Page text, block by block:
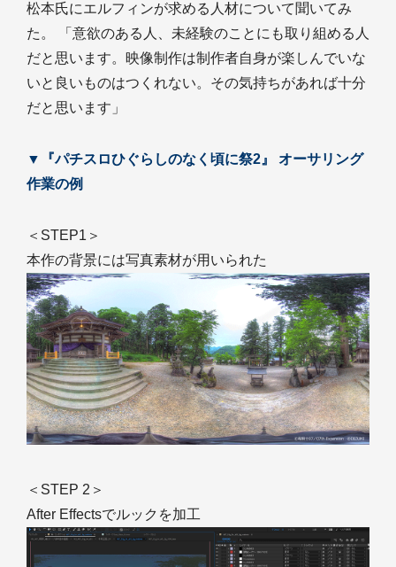
松本氏にエルフィンが求める人材について聞いてみ
た。 「意欲のある人、未経験のことにも取り組める人
だと思います。映像制作は制作者自身が楽しんでいな
いと良いものはつくれない。その気持ちがあれば十分
だと思います」
▼『パチスロひぐらしのなく頃に祭2』 オーサリング
作業の例
＜STEP1＞
本作の背景には写真素材が用いられた
＜STEP 2＞
After Effectsでルックを加工